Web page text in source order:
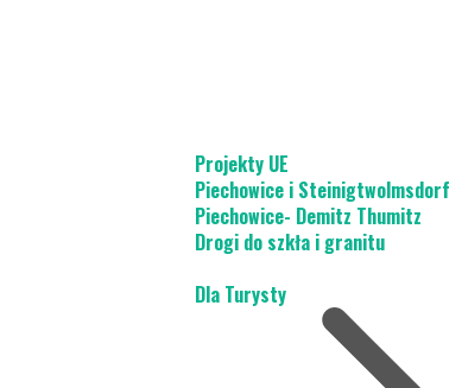
Projekty UE
Piechowice i Steinigtwolmsdorf
Piechowice- Demitz Thumitz
Drogi do szkła i granitu
Dla Turysty